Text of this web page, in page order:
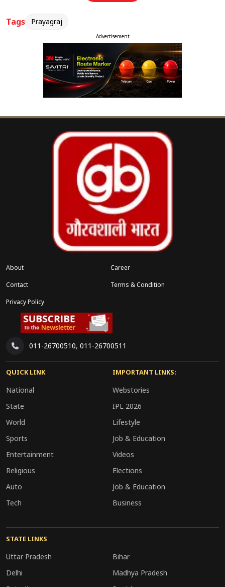
संबंधित खबरें
हाईवे पर कांवड़ियों के साथ हुआ ऐसा
हादसा, पांच की मौत
टीजीटी भर्ती के तहत 15 विषयों के लिए आवेदन प्राप्त हुए हैं।
आयोग के अध्यक्ष डॉ. प्रशांत कुमार ने 20 जनवरी को हुई
बैठक में परीक्षा तिथि को अंतिम रूप दे दिया है, जिसकी
आधिकारिक घोषणा जल्द किए जाने की संभावना है।
Tags Prayagraj
Advertisement
About
Career
Contact
Terms & Condition
Privacy Policy
011-26700510, 011-26700511
QUICK LINK
National
State
World
Sports
Entertainment
Religious
Auto
Tech
IMPORTANT LINKS:
Webstories
IPL 2026
Lifestyle
Job & Education
Videos
Elections
Job & Education
Business
STATE LINKS
Uttar Pradesh
Bihar
Delhi
Madhya Pradesh